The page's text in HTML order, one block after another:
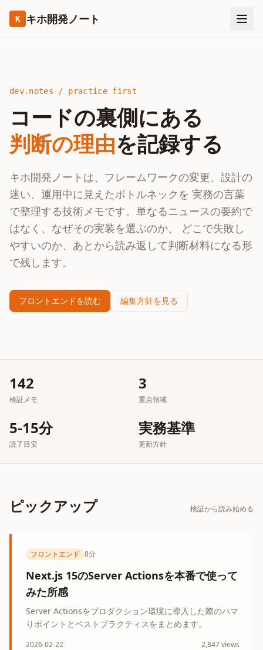
K キホ開発ノート
dev.notes / practice first
コードの裏側にある
判断の理由を記録する
キホ開発ノートは、フレームワークの変更、設計の
迷い、運用中に見えたボトルネックを 実務の言葉
で整理する技術メモです。単なるニュースの要約で
はなく、なぜその実装を選ぶのか、 どこで失敗し
やすいのか、あとから読み返して判断材料になる形
で残します。
フロントエンドを読む 編集方針を見る
142
検証メモ
3
重点領域
5-15分
読了目安
実務基準
更新方針
ピックアップ 検証から読み始める
フロントエンド 8分
Next.js 15のServer Actionsを本番で使って
みた所感
Server Actionsをプロダクション環境に導入した際のハマ
りポイントとベストプラクティスをまとめます。
2026-02-22 2,847views